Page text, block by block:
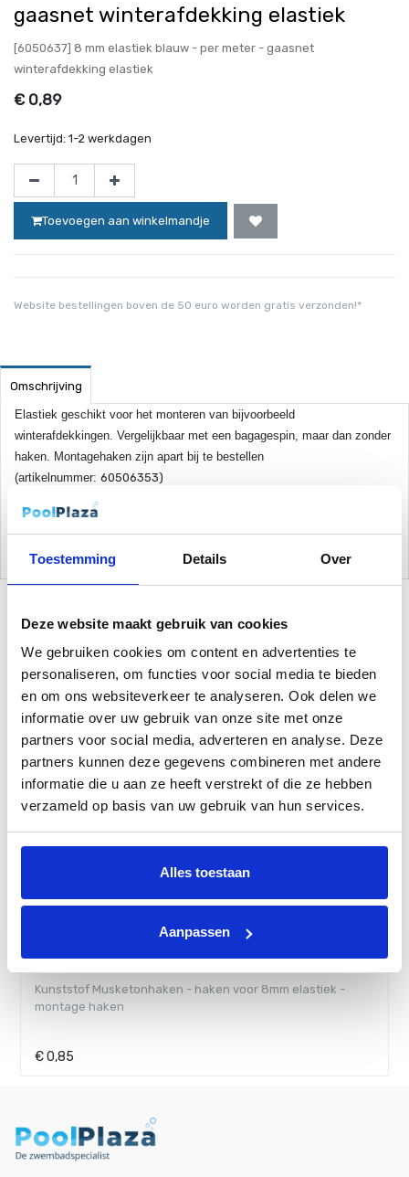
Toestemming Details Over
Deze website maakt gebruik van cookies
We gebruiken cookies om content en advertenties te
personaliseren, om functies voor social media te bieden
en om ons websiteverkeer te analyseren. Ook delen we
informatie over uw gebruik van onze site met onze
partners voor social media, adverteren en analyse. Deze
partners kunnen deze gegevens combineren met andere
informatie die u aan ze heeft verstrekt of die ze hebben
verzameld op basis van uw gebruik van hun services.
Alles toestaan
Aanpassen
gaasnet winterafdekking elastiek
[6050637] 8 mm elastiek blauw - per meter - gaasnet
winterafdekking elastiek
€ 0,89
Levertijd: 1-2 werkdagen
Toevoegen aan winkelmandje
Website bestellingen boven de 50 euro worden gratis verzonden!*
Omschrijving
Elastiek geschikt voor het monteren van bijvoorbeeld
winterafdekkingen. Vergelijkbaar met een bagagespin, maar dan zonder
haken. Montagehaken zijn apart bij te bestellen
(artikelnummer: 60506353)
Er zit 100 meter op een rol, dus maximaal 100 meter aaneengesloten te
Gerelateerde Producten
Tegelanker (grondanker) voor gaasnetten,
winterafdekkingen en elastiek - tegel ankers
€2,20